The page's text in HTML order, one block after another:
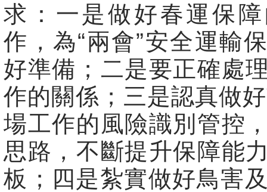
求：一是做好春運保
作，為“兩會”安全運輸
好準備；二是要正確處
作的關係；三是認真做
場工作的風險識別管控
思路，不斷提升保障能
板；四是紮實做好鳥害